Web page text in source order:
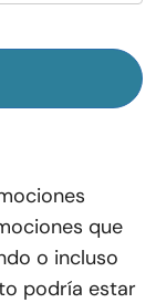
que
o incluso
podría estar